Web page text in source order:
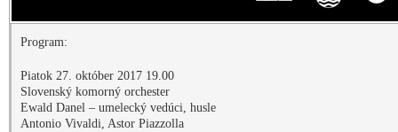
Program:
Piatok 27. október 2017 19.00
Slovenský komorný orchester
Ewald Danel – umelecký vedúci, husle
Antonio Vivaldi, Astor Piazzolla